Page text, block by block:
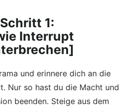
Schritt 1:
Interrupt
und erinnere dich an die
Nur so hast du die Macht und
beenden. Steige aus dem